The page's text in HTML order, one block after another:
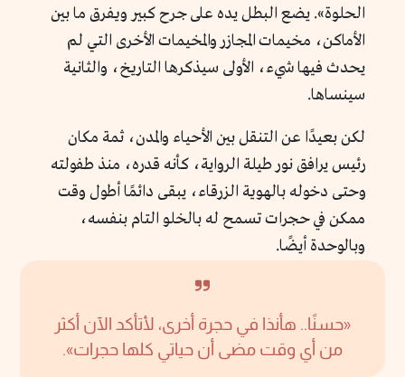
الحلوة». يضع البطل يده على جرح كبير ويفرق ما بين
الأماكن، مخيمات المجازر والمخيمات الأخرى التي لم
يحدث فيها شيء، الأولى سيذكرها التاريخ، والثانية
سينساها.
لكن بعيدًا عن التنقل بين الأحياء والمدن، ثمة مكان
رئيس يرافق نور طيلة الرواية، كأنه قدره، منذ طفولته
وحتى دخوله بالهوية الزرقاء، يبقى دائمًا أطول وقت
ممكن في حجرات تسمح له بالخلو التام بنفسه،
وبالوحدة أيضًا.
«حسنًا.. هأنذا في حجرة أخرى، لأتأكد الآن أكثر
من أي وقت مضى أن حياتي كلها حجرات».